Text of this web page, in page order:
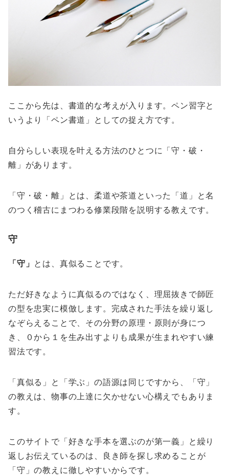
ここから先は、書道的な考えが入ります。ペン習字と
いうより「ペン書道」としての捉え方です。
自分らしい表現を叶える方法のひとつに「守・破・
離」があります。
「守・破・離」とは、柔道や茶道といった「道」と名
のつく稽古にまつわる修業段階を説明する教えです。
守
「守」 とは、真似ることです。
ただ好きなように真似るのではなく、理屈抜きで師匠
の型を忠実に模倣します。完成された手法を繰り返し
なぞらえることで、その分野の原理・原則が身につ
き、０から１を生み出すよりも成果が生まれやすい練
習法です。
「真似る」と「学ぶ」の語源は同じですから、「守」
の教えは、物事の上達に欠かせない心構えでもありま
す。
このサイトで「好きな手本を選ぶのが第一義」と繰り
返しお伝えているのは、良き師を探し求めることが
「守」の教えに徹しやすいからです。